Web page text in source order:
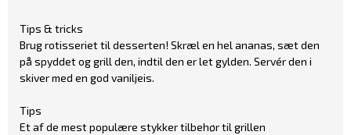
Tips & tricks
Brug rotisseriet til desserten! Skræl en hel ananas, sæt den
på spyddet og grill den, indtil den er let gylden. Servér den i
skiver med en god vaniljeis.
Tips
Et af de mest populære stykker tilbehør til grillen